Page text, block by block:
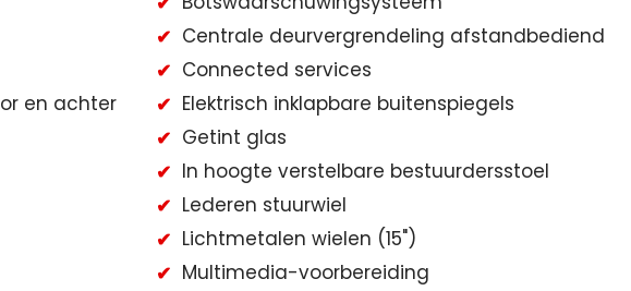
Centrale deurvergrendeling afstandbediend
Connected services
en achter
Elektrisch inklapbare buitenspiegels
Getint glas
In hoogte verstelbare bestuurdersstoel
Lederen stuurwiel
Lichtmetalen wielen (15")
Multimedia-voorbereiding